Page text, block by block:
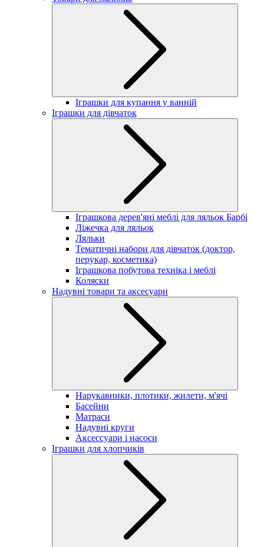
Іграшки для купання у ванній
Іграшки для дівчаток
Іграшкова дерев'яні меблі для ляльок Барбі
Ліжечка для ляльок
Ляльки
Тематичні набори для дівчаток (доктор,
перукар, косметика)
Іграшкова побутова техніка і меблі
Коляски
Надувні товари та аксесуари
Нарукавники, плотики, жилети, м'ячі
Басейни
Матраси
Надувні круги
Аксессуари і насоси
Іграшки для хлопчиків